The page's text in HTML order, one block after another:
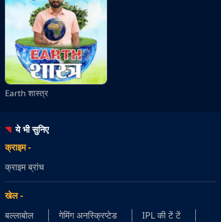
Earth शास्त्र
ये भी सुनिए
क्राइम-
क्राइम ब्रांच
खेल-
बल्लाबोल
गेमिंग अनस्क्रिप्टेड IPL की टें टें